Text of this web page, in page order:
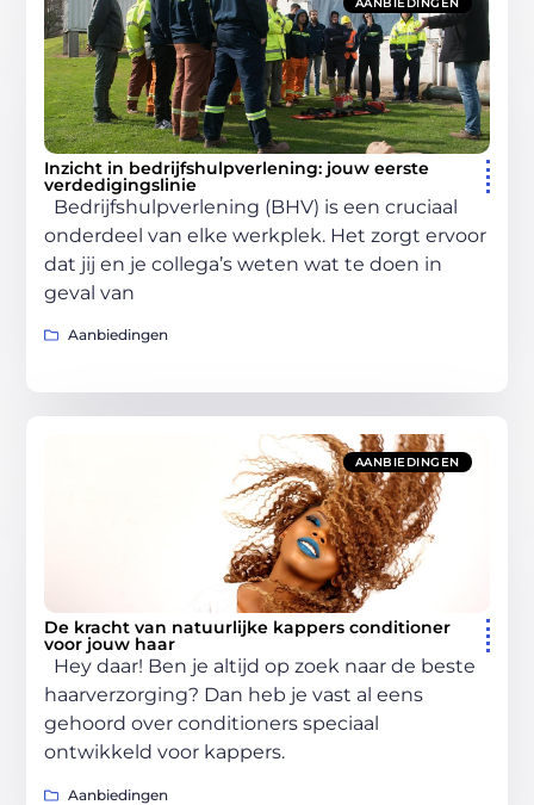
Inzicht in bedrijfshulpverlening: jouw eerste
verdedigingslinie
Bedrijfshulpverlening (BHV) is een cruciaal
onderdeel van elke werkplek. Het zorgt ervoor
dat jij en je collega’s weten wat te doen in
geval van
Aanbiedingen
AANBIEDINGEN
De kracht van natuurlijke kappers conditioner
voor jouw haar
Hey daar! Ben je altijd op zoek naar de beste
haarverzorging? Dan heb je vast al eens
gehoord over conditioners speciaal
ontwikkeld voor kappers.
Aanbiedingen